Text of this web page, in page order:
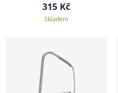
315 Kč
Skladem